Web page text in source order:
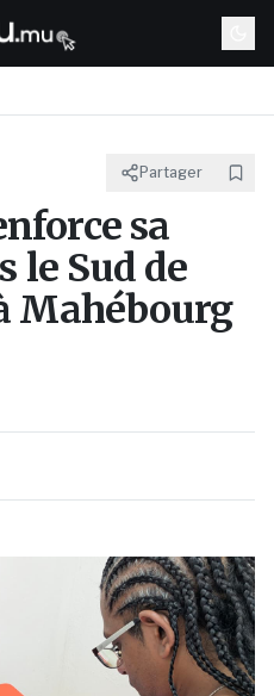
Partager
sa
le Sud de
Mahébourg